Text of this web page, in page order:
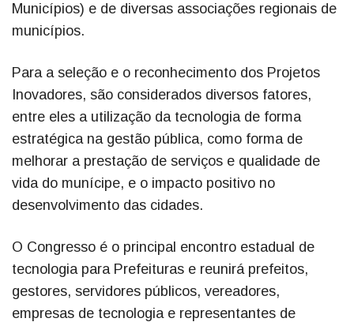
Municípios) e de diversas associações regionais de
municípios.
Para a seleção e o reconhecimento dos Projetos
Inovadores, são considerados diversos fatores,
entre eles a utilização da tecnologia de forma
estratégica na gestão pública, como forma de
melhorar a prestação de serviços e qualidade de
vida do munícipe, e o impacto positivo no
desenvolvimento das cidades.
O Congresso é o principal encontro estadual de
tecnologia para Prefeituras e reunirá prefeitos,
gestores, servidores públicos, vereadores,
empresas de tecnologia e representantes de